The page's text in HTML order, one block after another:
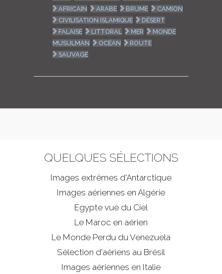
AFRICAIN
ARABE BRUME
CAMION
CIVILISATION ISLAMIQUE
DÉSERT
FALAISE
LITTORAL MER
MONDE
MUSULMAN
OCÉAN
ROUTE
SAUVAGE
QUELQUES SÉLECTIONS
Images extrêmes d'Antarctique
Images aériennes en Algérie
Egypte vue du Ciel
Le Maroc en aérien
Le Monde Perdu du Venezuela
Sélection d'aériens au Brésil
Images aériennes en Italie